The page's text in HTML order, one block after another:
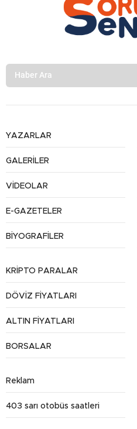
YAZARLAR
GALERİLER
VİDEOLAR
E-GAZETELER
BİYOGRAFİLER
KRİPTO PARALAR
DÖVİZ FİYATLARI
ALTIN FİYATLARI
BORSALAR
Reklam
403 sarı otobüs saatleri